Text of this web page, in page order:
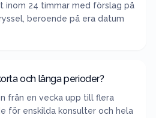
inom 24 timmar med förslag på
beroende på era datum
och långa perioder?
från en vecka upp till flera
för enskilda konsulter och hela